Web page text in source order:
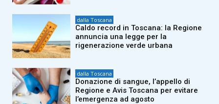
dalla Toscana
Caldo record in Toscana: la Regione
annuncia una legge per la
rigenerazione verde urbana
dalla Toscana
Donazione di sangue, l’appello di
Regione e Avis Toscana per evitare
l’emergenza ad agosto